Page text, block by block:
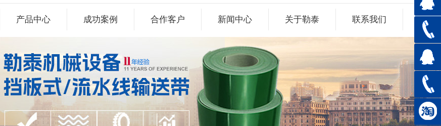
产品中心 成功案例 合作客户 新闻中心 关于勒泰 联系我们